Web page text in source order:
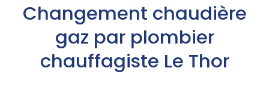
Changement chaudière
gaz par plombier
chauffagiste Le Thor